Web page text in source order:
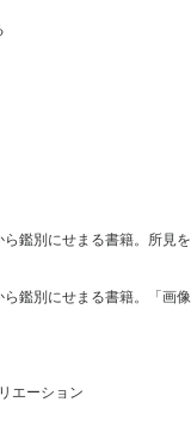
鑑別にせまる書籍。所見
鑑別にせまる書籍。「画
エーション